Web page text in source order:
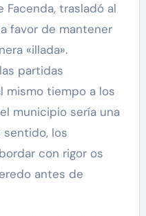
trasladó al
favor de mantener
«illada».
partidas
mismo tiempo a los
municipio sería una
sentido, los
con rigor os
antes de